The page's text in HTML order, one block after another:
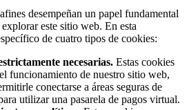
desempeñan un papel fundamental
este sitio web. En esta
de cuatro tipos de cookies:
necesarias. Estas cookies
funcionamiento de nuestro sitio web,
conectarse a áreas seguras de
utilizar una pasarela de pagos virtual.